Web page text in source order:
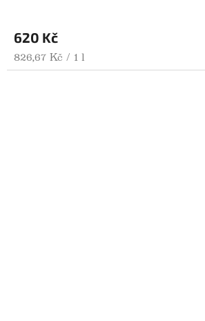
620 Kč
Měrná cena:
826,67 Kč / 1 l